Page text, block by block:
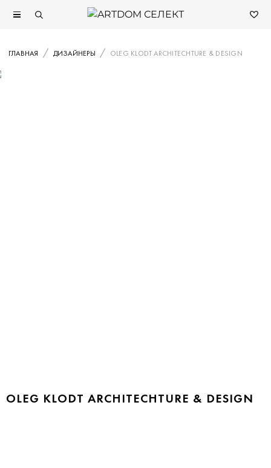
ГЛАВНАЯ ДИЗАЙНЕРЫ OLEG KLODT ARCHITECHTURE & DESIGN
OLEG KLODT ARCHITECHTURE & DESIGN